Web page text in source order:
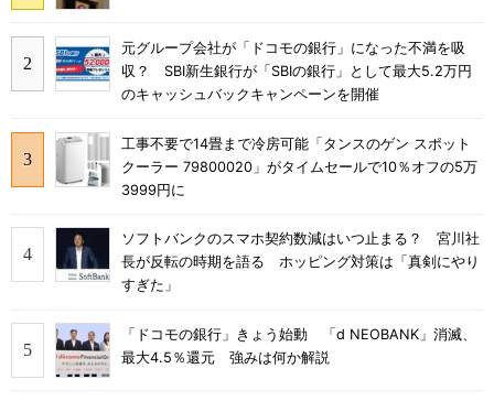
元グループ会社が「ドコモの銀行」になった不満を吸
収？ SBI新生銀行が「SBIの銀行」として最大5.2万円
のキャッシュバックキャンペーンを開催
工事不要で14畳まで冷房可能「タンスのゲン スポット
クーラー 79800020」がタイムセールで10％オフの5万
3999円に
ソフトバンクのスマホ契約数減はいつ止まる？ 宮川社
長が反転の時期を語る ホッピング対策は「真剣にやり
すぎた」
「ドコモの銀行」きょう始動 「d NEOBANK」消滅、
最大4.5％還元 強みは何か解説